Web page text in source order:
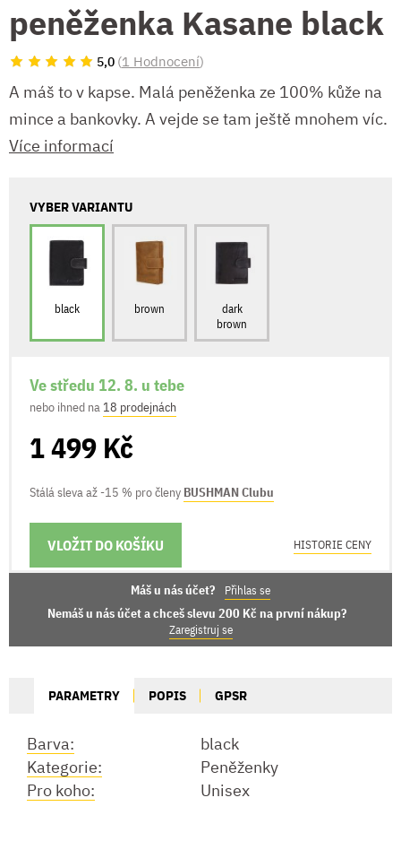
peněženka Kasane black
5,0 (1 Hodnocení)
A máš to v kapse. Malá peněženka ze 100% kůže na
mince a bankovky. A vejde se tam ještě mnohem víc.
Více informací
VYBER VARIANTU
black brown
dark
brown
Ve středu 12. 8. u tebe
nebo ihned na 18 prodejnách
1 499 Kč
Stálá sleva až -15 % pro členy BUSHMAN Clubu
VLOŽIT DO KOŠÍKU
MOŽNOSTI DORUČENÍ HISTORIE CENY
Máš u nás účet? Přihlas se
Nemáš u nás účet a chceš slevu 200 Kč na první nákup?
Zaregistruj se
PARAMETRY POPIS GPSR
Barva:
black
Kategorie:
Peněženky
Pro koho:
Unisex